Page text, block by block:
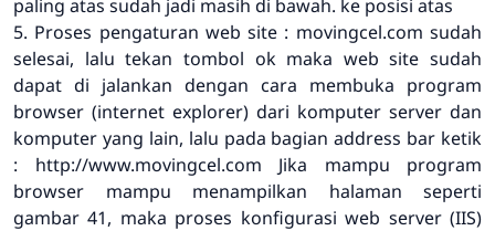
paling atas sudah jadi masih di bawah. ke posisi atas
5. Proses pengaturan web site : movingcel.com sudah
selesai, lalu tekan tombol ok maka web site sudah
dapat di jalankan dengan cara membuka program
browser (internet explorer) dari komputer server dan
komputer yang lain, lalu pada bagian address bar ketik
: http://www.movingcel.com Jika mampu program
browser mampu menampilkan halaman seperti
gambar 41, maka proses konfigurasi web server (IIS)